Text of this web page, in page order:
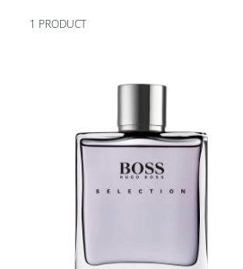
1 PRODUCT
toe
aan
verlanglijst